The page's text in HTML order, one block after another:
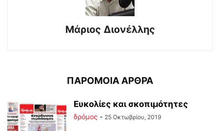
Μάριος Διονέλλης
ΠΑΡΟΜΟΙΑ ΑΡΘΡΑ
Ευκολίες και σκοπιμότητες
δρόμος - 25 Οκτωβρίου, 2019